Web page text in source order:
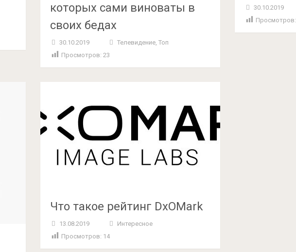
которых сами виноваты в
своих бедах
30.10.2019 Телевидение ,Топ
Просмотров: 23
30.10.2019
Просмотров:
Что такое рейтинг DxOMark
13.08.2019
Интересное
Просмотров: 14